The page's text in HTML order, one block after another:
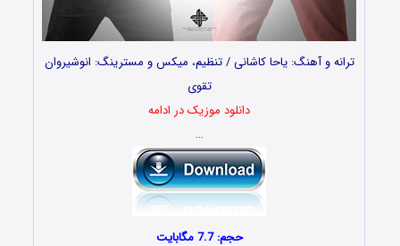
ترانه و آهنگ: یاحا کاشانی / تنظیم، میکس و مسترینگ: انوشیروان
تقوی
دانلود موزیک در ادامه
…
حجم: 7.7 مگابایت